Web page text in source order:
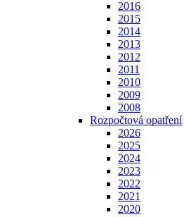
2016
2015
2014
2013
2012
2011
2010
2009
2008
Rozpočtová opatření
2026
2025
2024
2023
2022
2021
2020